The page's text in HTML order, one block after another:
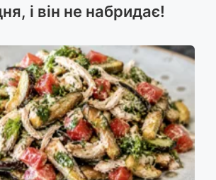
і він не набридає!